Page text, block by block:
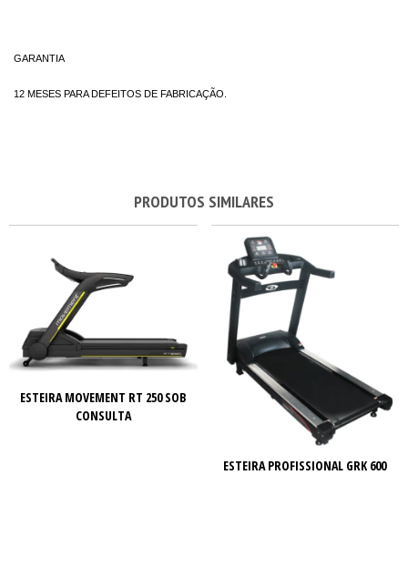
GARANTIA
12 MESES PARA DEFEITOS DE FABRICAÇÃO.
PRODUTOS SIMILARES
ESTEIRA MOVEMENT RT 250 SOB
CONSULTA
ESTEIRA PROFISSIONAL GRK 600